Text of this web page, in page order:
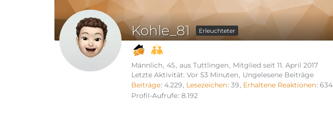
Kohle_81 Erleuchteter
Männlich 45 aus Tuttlingen
Mitglied seit 11. April 2017
Letzte Aktivität: Vor 53 Minuten
Ungelesene Beiträge
Beiträge 4.229 Lesezeichen 39 Erhaltene Reaktionen 634
Profil-Aufrufe 8.192